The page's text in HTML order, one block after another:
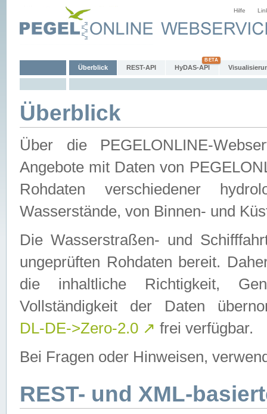
Hilfe
Überblick REST-API HyDAS-API
Überblick
Über die PEGELONLINE-
Angebote mit Daten von
Rohdaten verschiedener
Wasserstände, von Binnen- und
Die Wasserstraßen- und
ungeprüften Rohdaten bereit.
die inhaltliche Richtigkeit,
Vollständigkeit der Daten
DL-DE->Zero-2.0 ↗ frei verfügbar.
Bei Fragen oder Hinweisen,
REST- und XML-